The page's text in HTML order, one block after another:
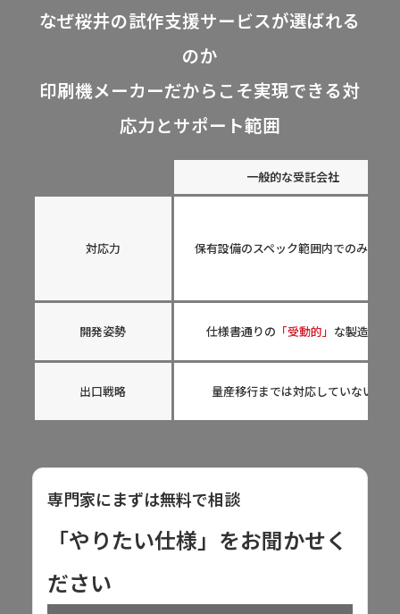
なぜ桜井の試作支援サービスが選ばれる
のか
印刷機メーカーだからこそ実現できる対
応力とサポート範囲
一般的な受託会社
対応力 保有設備のスペック範囲内でのみ対応
開発姿勢 仕様書通りの 「受動的」 な製造。
出口戦略 量産移行までは対応していない
専門家にまずは無料で相談
「やりたい仕様」をお聞かせく
ださい